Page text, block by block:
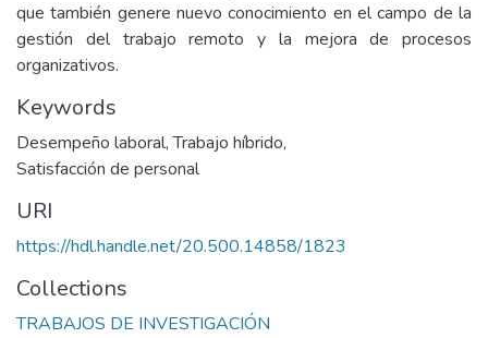
que también genere nuevo conocimiento en el campo de la
gestión del trabajo remoto y la mejora de procesos
organizativos.
Keywords
Desempeño laboral,Trabajo híbrido,
Satisfacción de personal
URI
https://hdl.handle.net/20.500.14858/1823
Collections
TRABAJOS DE INVESTIGACIÓN